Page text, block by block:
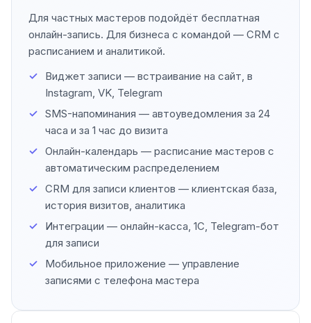
Для частных мастеров подойдёт бесплатная
онлайн-запись. Для бизнеса с командой — CRM с
расписанием и аналитикой.
Виджет записи — встраивание на сайт, в
Instagram, VK, Telegram
SMS-напоминания — автоуведомления за 24
часа и за 1 час до визита
Онлайн-календарь — расписание мастеров с
автоматическим распределением
CRM для записи клиентов — клиентская база,
история визитов, аналитика
Интеграции — онлайн-касса, 1С, Telegram-бот
для записи
Мобильное приложение — управление
записями с телефона мастера